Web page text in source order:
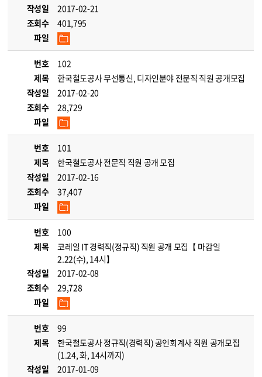
작성일
2017-02-21
조회수
401,795
파일
번호
102
제목
한국철도공사 무선통신, 디자인분야 전문직 직원 공개모집
작성일
2017-02-20
조회수
28,729
파일
번호
101
제목
한국철도공사 전문직 직원 공개 모집
작성일
2017-02-16
조회수
37,407
파일
번호
100
제목
코레일 IT 경력직(정규직) 직원 공개 모집【 마감일
2.22(수), 14시】
작성일
2017-02-08
조회수
29,728
파일
번호
99
제목
한국철도공사 정규직(경력직) 공인회계사 직원 공개모집
(1.24, 화, 14시까지)
작성일
2017-01-09